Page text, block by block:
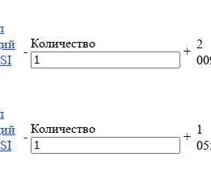
-
Количество
+ 2
-
Количество
+ 1